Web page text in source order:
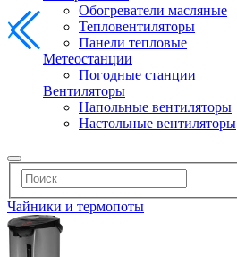
Обогреватели масляные
Тепловентиляторы
Панели тепловые
Метеостанции
Погодные станции
Вентиляторы
Напольные вентиляторы
Настольные вентиляторы
Чайники и термопоты